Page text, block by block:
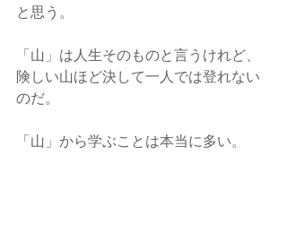
と思う。
「山」は人生そのものと言うけれど、
険しい山ほど決して一人では登れない
のだ。
「山」から学ぶことは本当に多い。